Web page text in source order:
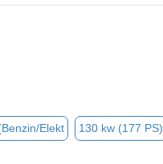
Elekt 130 kw (177 PS)